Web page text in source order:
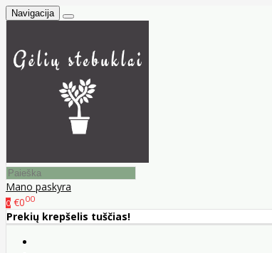
Navigacija
Mano paskyra
0 €000
Prekių krepšelis tuščias!